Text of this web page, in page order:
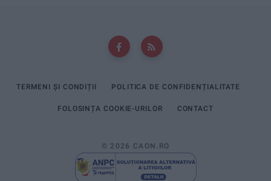
TERMENI ȘI CONDIȚII POLITICA DE CONFIDENȚIALITATE
FOLOSINȚA COOKIE-URILOR CONTACT
© 2026 CAON.RO